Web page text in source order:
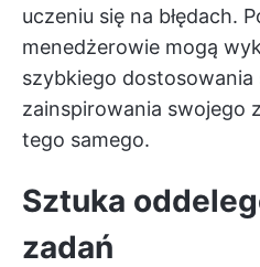
uczeniu się na błędach.
menedżerowie mogą
szybkiego dostosowania
zainspirowania swojego
tego samego.
Sztuka
zadań